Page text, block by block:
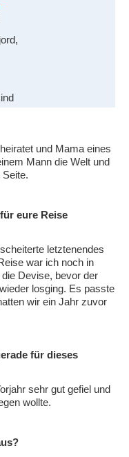
und Mama eines
Mann die Welt und
eure Reise
letztenendes
war ich noch in
Devise, bevor der
losging. Es passte
wir ein Jahr zuvor
für dieses
sehr gut gefiel und
wollte.